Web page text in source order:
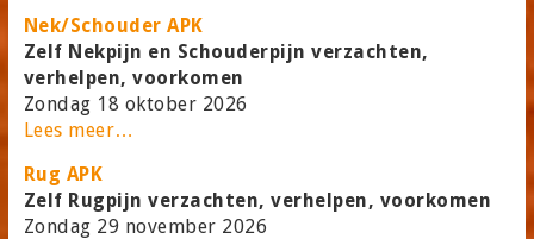
Nek/Schouder APK
Zelf Nekpijn en Schouderpijn verzachten,
verhelpen, voorkomen
Zondag 18 oktober 2026
Lees meer…
Rug APK
Zelf Rugpijn verzachten, verhelpen, voorkomen
Zondag 29 november 2026